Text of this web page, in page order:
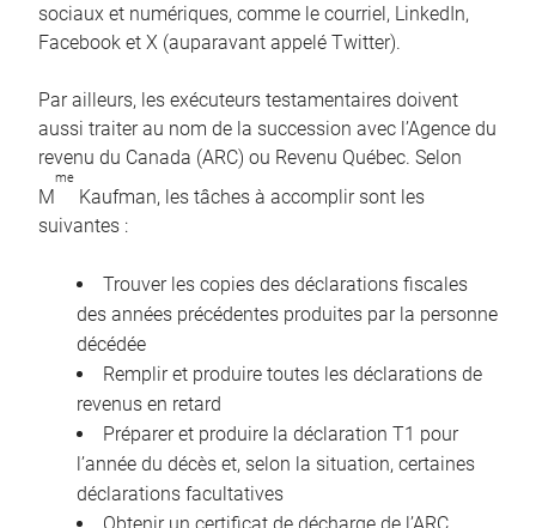
sociaux et numériques, comme le courriel, LinkedIn,
Facebook et X (auparavant appelé Twitter).
Par ailleurs, les exécuteurs testamentaires doivent
aussi traiter au nom de la succession avec l’Agence du
revenu du Canada (ARC) ou Revenu Québec. Selon
M
me
Kaufman, les tâches à accomplir sont les
suivantes :
Trouver les copies des déclarations fiscales
des années précédentes produites par la personne
décédée
Remplir et produire toutes les déclarations de
revenus en retard
Préparer et produire la déclaration T1 pour
l’année du décès et, selon la situation, certaines
déclarations facultatives